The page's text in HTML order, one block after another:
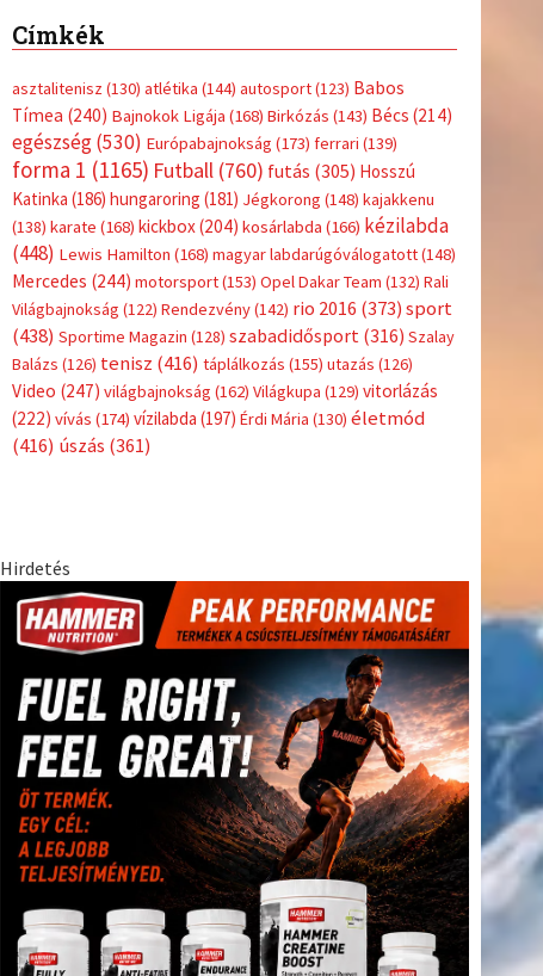
Címkék
asztalitenisz (130) atlétika (144) autosport(123) Babos
Tímea (240) Bajnokok Ligája (168) Birkózás (143) Bécs (214)
egészség(530) Európabajnokság (173) ferrari (139)
forma 1 (1165) Futball(760) futás (305) Hosszú
Katinka (186) hungaroring (181) Jégkorong (148) kajakkenu
(138) karate (168) kickbox(204) kosárlabda (166) kézilabda
(448) Lewis Hamilton (168) magyar labdarúgóválogatott(148)
Mercedes (244) motorsport(153) Opel Dakar Team (132) Rali
Világbajnokság (122) Rendezvény(142) rio 2016 (373) sport
(438) Sportime Magazin (128) szabadidősport (316) Szalay
Balázs (126) tenisz (416) táplálkozás (155) utazás (126)
Video (247) világbajnokság (162) Világkupa (129) vitorlázás
(222) vívás (174) vízilabda (197) Érdi Mária (130) életmód
(416) úszás (361)
Hirdetés